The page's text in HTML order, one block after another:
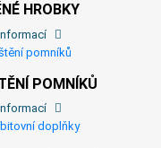
HROBKY
POMNÍKŮ